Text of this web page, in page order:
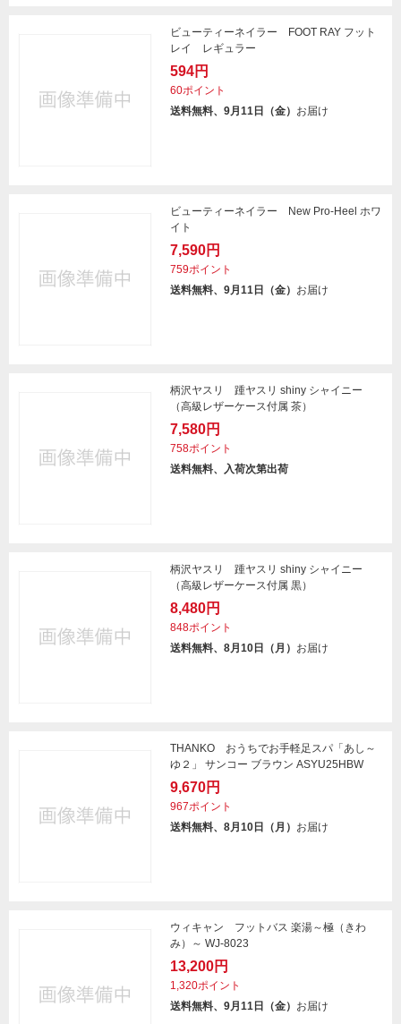
ビューティーネイラー FOOT RAY フット
レイ レギュラー
594円
60ポイント
送料無料、9月11日（金） お届け
ビューティーネイラー New Pro-Heel ホワ
イト
7,590円
759ポイント
送料無料、9月11日（金） お届け
柄沢ヤスリ 踵ヤスリ shiny シャイニー
（高級レザーケース付属 茶）
7,580円
758ポイント
送料無料、入荷次第出荷
柄沢ヤスリ 踵ヤスリ shiny シャイニー
（高級レザーケース付属 黒）
8,480円
848ポイント
送料無料、8月10日（月） お届け
THANKO おうちでお手軽足スパ「あし～
ゆ２」 サンコー ブラウン ASYU25HBW
9,670円
967ポイント
送料無料、8月10日（月） お届け
ウィキャン フットバス 楽湯～極（きわ
み）～ WJ-8023
13,200円
1,320ポイント
送料無料、9月11日（金） お届け